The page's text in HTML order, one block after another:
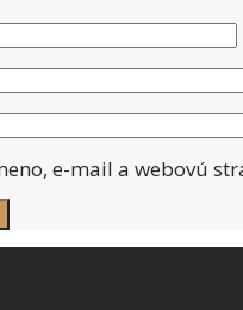
e-mail a webovú